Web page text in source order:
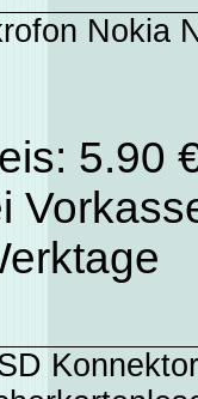
Nokia
5.90